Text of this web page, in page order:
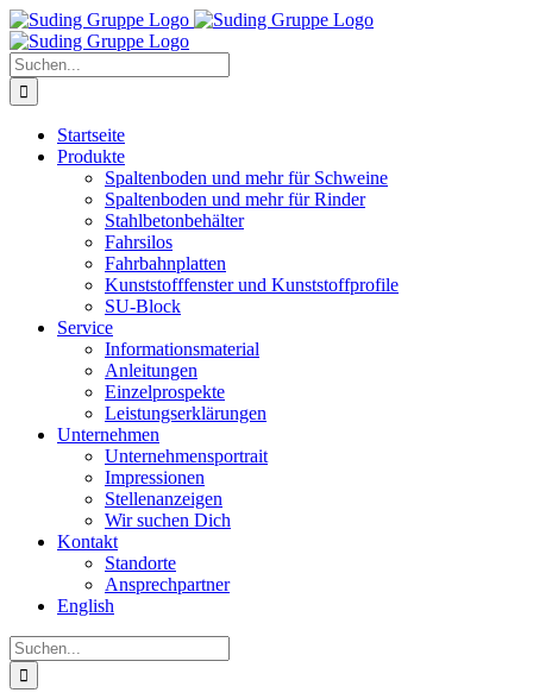
Zum
Inhalt
springen
Suche
nach:
Startseite
Produkte
Spaltenboden und mehr für Schweine
Spaltenboden und mehr für Rinder
Stahlbetonbehälter
Fahrsilos
Fahrbahnplatten
Kunststofffenster und Kunststoffprofile
SU-Block
Service
Informationsmaterial
Anleitungen
Einzelprospekte
Leistungserklärungen
Unternehmen
Unternehmensportrait
Impressionen
Stellenanzeigen
Wir suchen Dich
Kontakt
Standorte
Ansprechpartner
English
Suche
nach: